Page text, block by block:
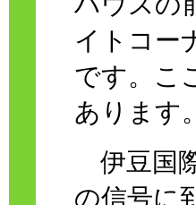
イトコー
です。こ
あります。
伊豆国
の信号に